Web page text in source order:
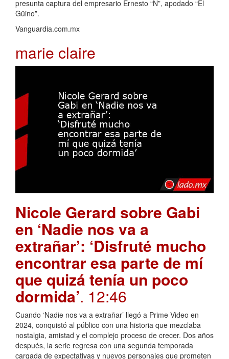
presunta captura del empresario Ernesto “N”, apodado “El
Güino”.
Vanguardia.com.mx
marie claire
Nicole Gerard sobre Gabi
en ‘Nadie nos va a
extrañar’: ‘Disfruté mucho
encontrar esa parte de mí
que quizá tenía un poco
dormida’. 12:46
Cuando ‘Nadie nos va a extrañar’ llegó a Prime Video en
2024, conquistó al público con una historia que mezclaba
nostalgia, amistad y el complejo proceso de crecer. Dos años
después, la serie regresa con una segunda temporada
cargada de expectativas y nuevos personajes que prometen